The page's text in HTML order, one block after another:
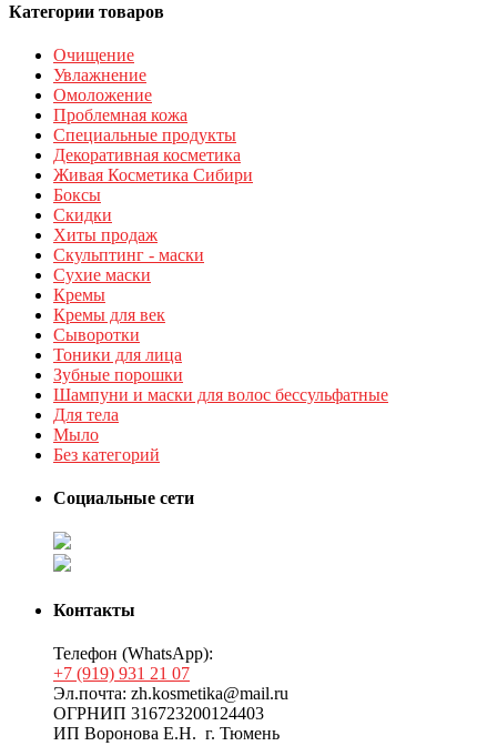
Категории товаров
Очищение
Увлажнение
Омоложение
Проблемная кожа
Специальные продукты
Декоративная косметика
Живая Косметика Сибири
Боксы
Скидки
Хиты продаж
Скульптинг - маски
Сухие маски
Кремы
Кремы для век
Сыворотки
Тоники для лица
Зубные порошки
Шампуни и маски для волос бессульфатные
Для тела
Мыло
Без категорий
Социальные сети
Контакты
Телефон (WhatsApp):
+7 (919) 931 21 07
Эл.почта: zh.kosmetika@mail.ru
ОГРНИП 316723200124403
ИП Воронова Е.Н. г. Тюмень